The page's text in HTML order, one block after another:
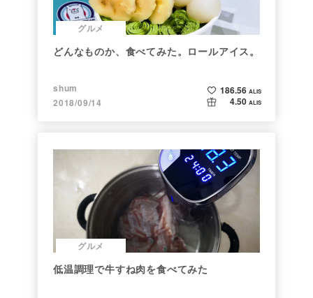
グルメ
どんなものか、食べてみた。ロールアイス。
shum
2018/09/14
186.56 ALIS
4.50 ALIS
グルメ
低温調理で牛すね肉を食べてみた